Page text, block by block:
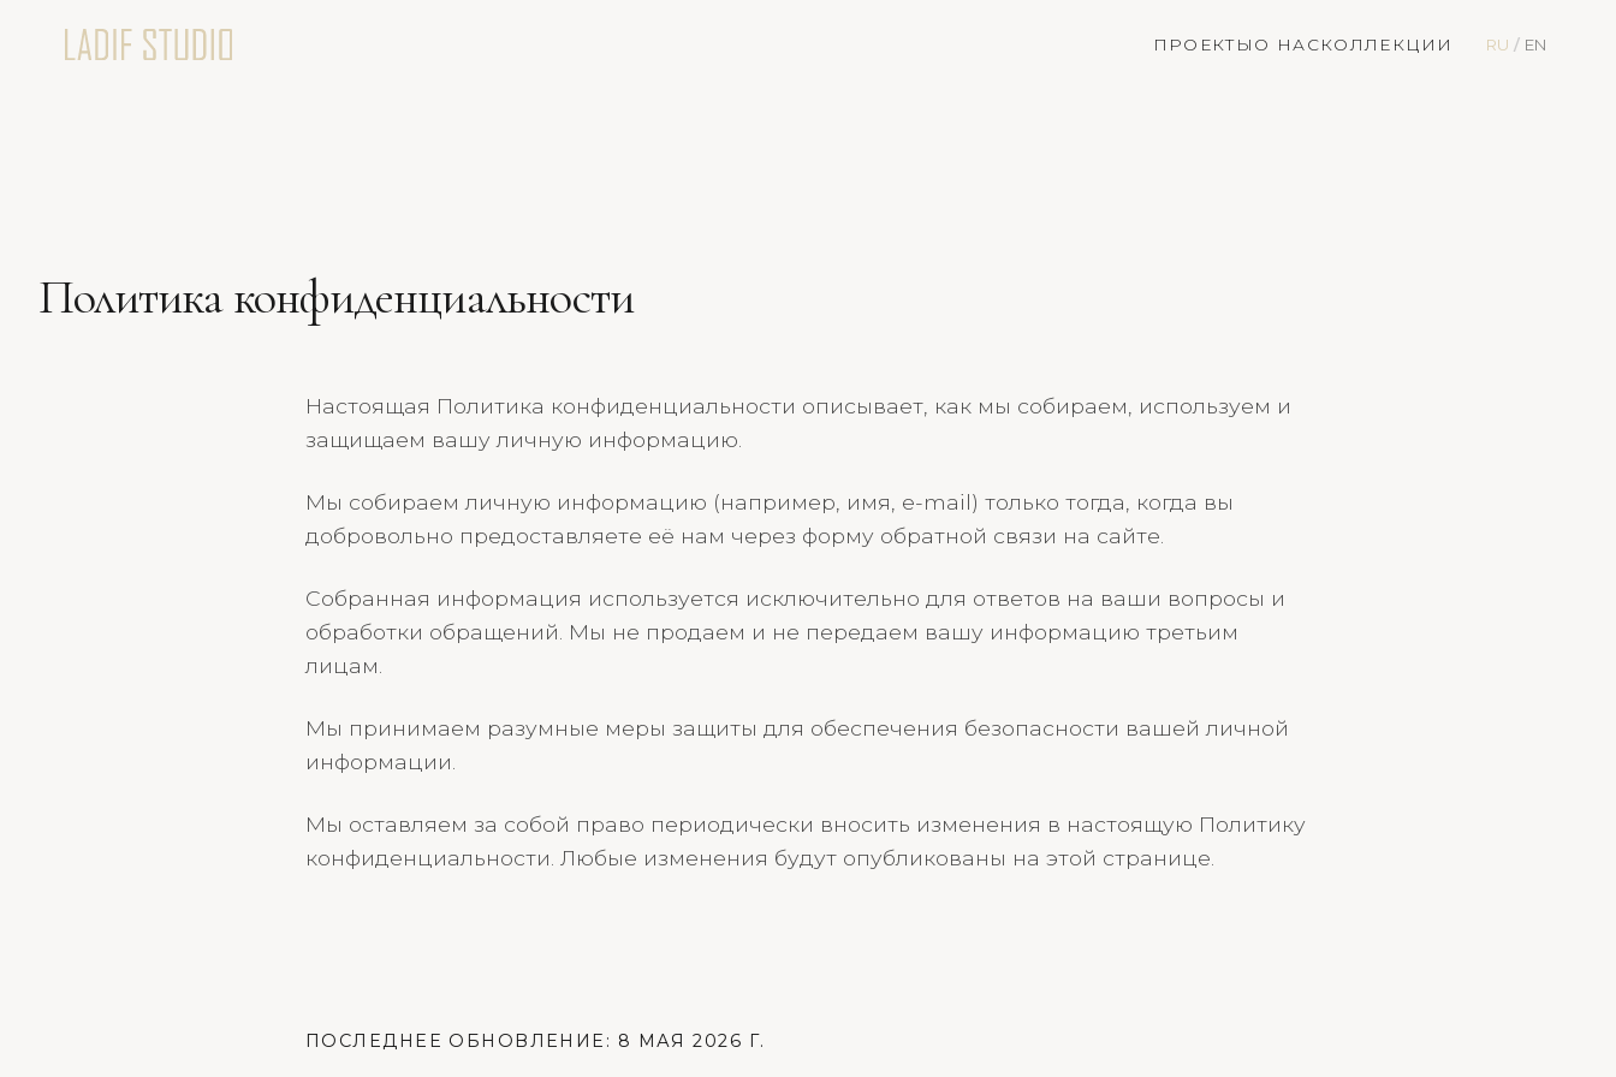
ПРОЕКТЫ О НАСКОЛЛЕКЦИИ RU / EN
Политика конфиденциальности
Настоящая Политика конфиденциальности описывает, как мы собираем, используем и
защищаем вашу личную информацию.
Мы собираем личную информацию (например, имя, e-mail) только тогда, когда вы
добровольно предоставляете её нам через форму обратной связи на сайте.
Собранная информация используется исключительно для ответов на ваши вопросы и
обработки обращений. Мы не продаем и не передаем вашу информацию третьим
лицам.
Мы принимаем разумные меры защиты для обеспечения безопасности вашей личной
информации.
Мы оставляем за собой право периодически вносить изменения в настоящую Политику
конфиденциальности. Любые изменения будут опубликованы на этой странице.
ПОСЛЕДНЕЕ ОБНОВЛЕНИЕ: 8 МАЯ 2026 Г.